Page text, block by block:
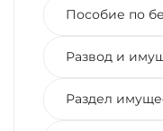
Пособие по
Развод и
Раздел